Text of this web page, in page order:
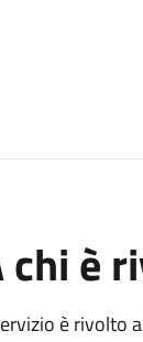
chi è
è rivolto